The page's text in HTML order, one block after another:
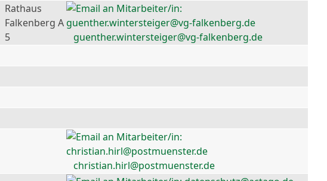
Rathaus
Falkenberg A
5
guenther.wintersteiger@vg-falkenberg.de
christian.hirl@postmuenster.de